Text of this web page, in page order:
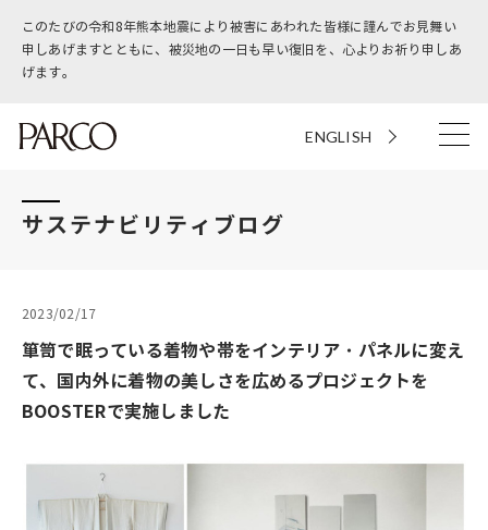
このたびの令和8年熊本地震により被害にあわれた皆様に謹んでお見舞い
申しあげますとともに、被災地の一日も早い復旧を、心よりお祈り申しあ
げます。
ENGLISH
サステナビリティブログ
2023/02/17
箪笥で眠っている着物や帯をインテリア・パネルに変え
て、国内外に着物の美しさを広めるプロジェクトを
BOOSTERで実施しました